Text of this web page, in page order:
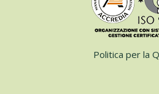
Politica per la